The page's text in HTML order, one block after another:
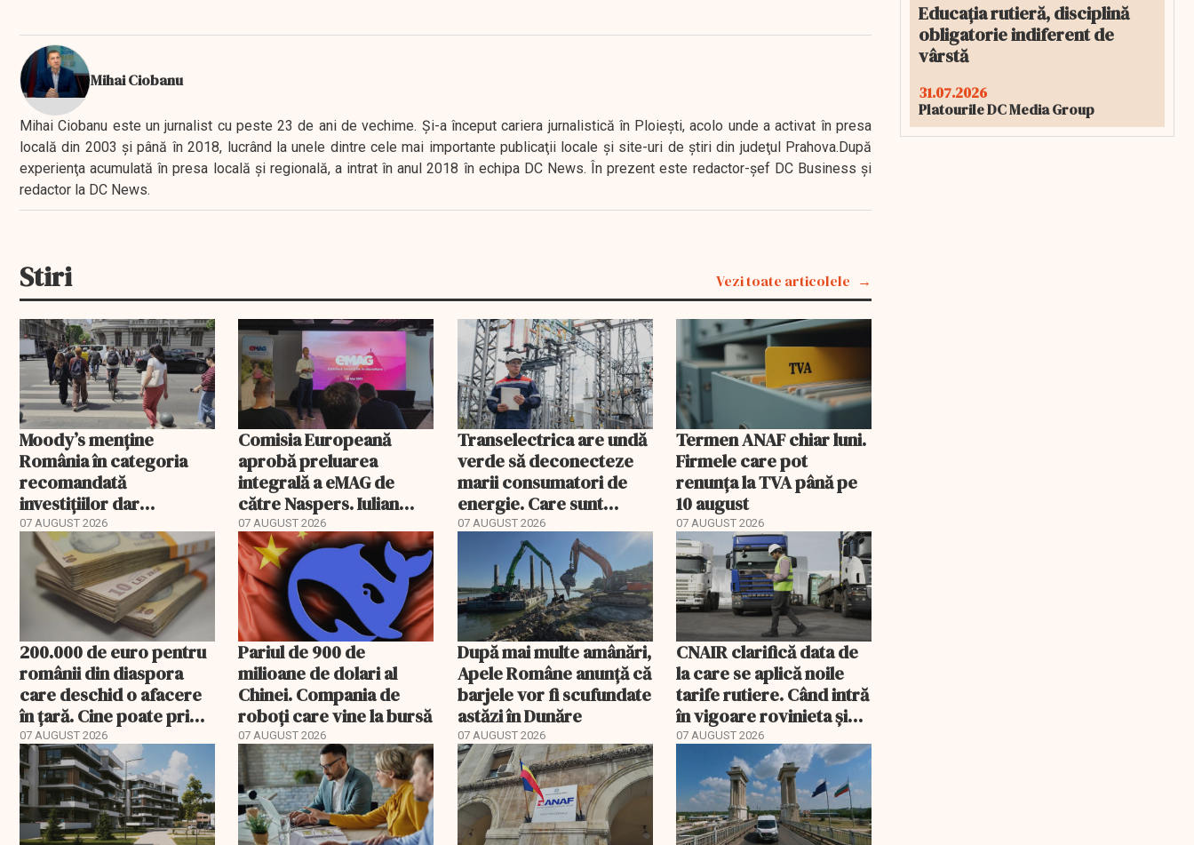
Mihai Ciobanu
Mihai Ciobanu este un jurnalist cu peste 23 de ani de vechime. Şi-a început cariera jurnalistică în Ploieşti, acolo unde a activat în presa
locală din 2003 şi până în 2018, lucrând la unele dintre cele mai importante publicaţii locale şi site-uri de ştiri din judeţul Prahova.După
experienţa acumulată în presa locală şi regională, a intrat în anul 2018 în echipa DC News. În prezent este redactor-şef DC Business şi
redactor la DC News.
Stiri Vezi toate articolele
Moody’s menține
România în categoria
recomandată
investițiilor dar
transmite un
avertisment
07 AUGUST 2026
Comisia Europeană
aprobă preluarea
integrală a eMAG de
către Naspers. Iulian
Stanciu iese din
acționariat
07 AUGUST 2026
Transelectrica are undă
verde să deconecteze
marii consumatori de
energie. Care sunt
condițiile
07 AUGUST 2026
Termen ANAF chiar luni.
Firmele care pot
renunța la TVA până pe
10 august
07 AUGUST 2026
200.000 de euro pentru
românii din diaspora
care deschid o afacere
în țară. Cine poate primi
banii și ce trebuie
rambursat
07 AUGUST 2026
Pariul de 900 de
milioane de dolari al
Chinei. Compania de
roboți care vine la bursă
07 AUGUST 2026
După mai multe amânări,
Apele Române anunță că
barjele vor fi scufundate
astăzi în Dunăre
07 AUGUST 2026
CNAIR clarifică data de
la care se aplică noile
tarife rutiere. Când intră
în vigoare rovinieta și
TollRo
07 AUGUST 2026
Educația rutieră, disciplină
obligatorie indiferent de
vârstă
31.07.2026
Platourile DC Media Group